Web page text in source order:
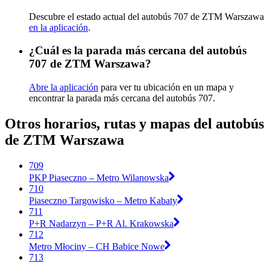
Descubre el estado actual del autobús 707 de ZTM Warszawa
en la aplicación.
¿Cuál es la parada más cercana del autobús
707 de ZTM Warszawa?
Abre la aplicación para ver tu ubicación en un mapa y
encontrar la parada más cercana del autobús 707.
Otros horarios, rutas y mapas del autobús
de ZTM Warszawa
709
PKP Piaseczno – Metro Wilanowska
710
Piaseczno Targowisko – Metro Kabaty
711
P+R Nadarzyn – P+R Al. Krakowska
712
Metro Młociny – CH Babice Nowe
713